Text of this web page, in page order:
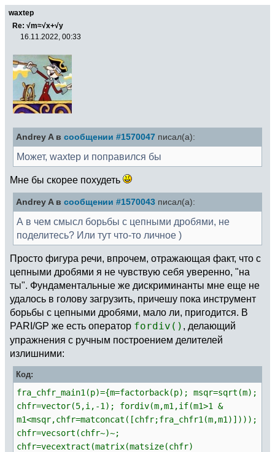
waxtep
Re: √m≈√x+√y
16.11.2022, 00:33
Andrey A в сообщении #1570047 писал(а):
Может, waxtep и поправился бы
Мне бы скорее похудеть
Andrey A в сообщении #1570043 писал(а):
А в чем смысл борьбы с цепными дробями, не
поделитесь? Или тут что-то личное )
Просто фигура речи, впрочем, отражающая факт, что с
цепными дробями я не чувствую себя уверенно, "на
ты". Фундаментальные же дискриминанты мне еще не
удалось в голову загрузить, причешу пока инструмент
борьбы с цепными дробями, мало ли, пригодится. В
PARI/GP же есть оператор fordiv() , делающий
упражнения с ручным построением делителей
излишними:
Код:
fra_chfr_main1(p)={m=factorback(p); msqr=sqrt(m);
chfr=vector(5,i,-1); fordiv(m,m1,if(m1>1 &
m1<msqr,chfr=matconcat([chfr;fra_chfr1(m,m1)])));
chfr=vecsort(chfr~)~;
chfr=vecextract(matrix(matsize(chfr)